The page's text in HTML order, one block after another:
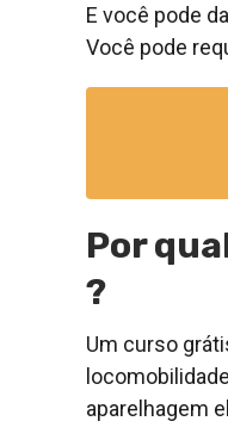
E você pode
Você pode
Por
?
Um curso
aparelhagem